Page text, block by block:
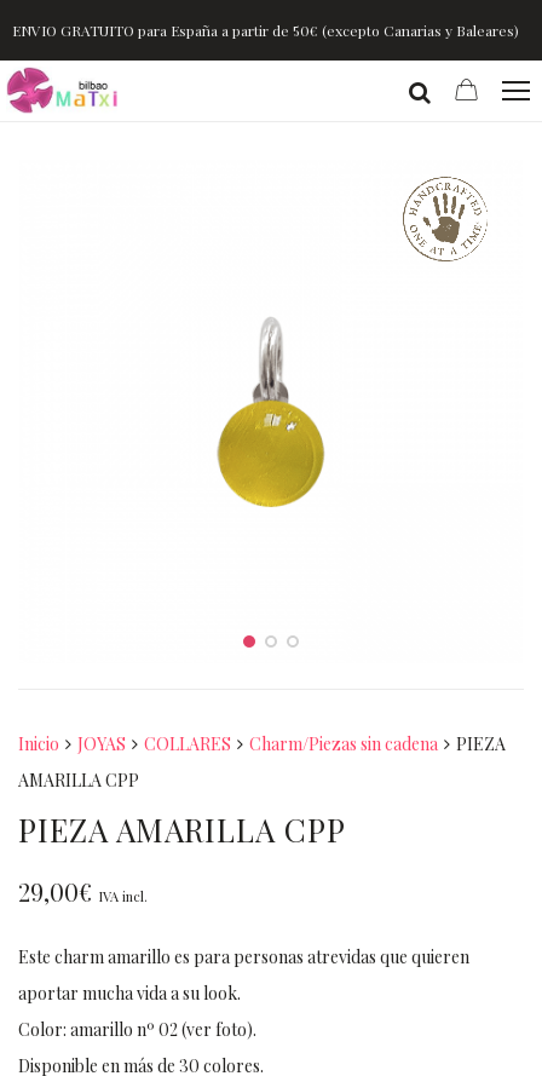
ENVIO GRATUITO para España a partir de 50€ (excepto Canarias y Baleares)
Inicio JOYAS COLLARES Charm/Piezas sin cadena
PIEZA
AMARILLA CPP
PIEZA AMARILLA CPP
29,00€ IVA incl.
Este charm amarillo es para personas atrevidas que quieren
aportar mucha vida a su look.
Color: amarillo nº 02 (ver foto).
Disponible en más de 30 colores.